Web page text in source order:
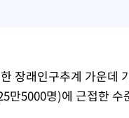
장래인구추계 가운데
만5000명)에 근접한 수